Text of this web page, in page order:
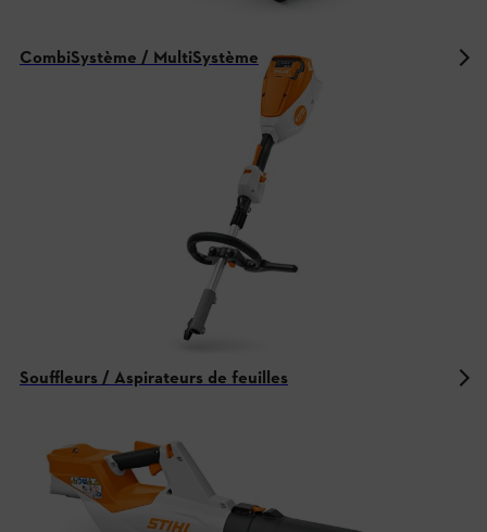
CombiSystème / MultiSystème
Souffleurs / Aspirateurs de feuilles